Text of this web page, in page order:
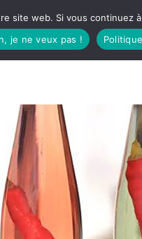
À MANGER CÔTÉ
site web. Si vous
je ne veux pas !